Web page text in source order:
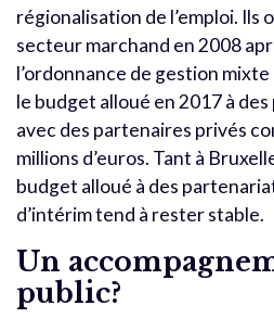
régionalisation de l’emploi. Ils
secteur marchand en 2008
l’ordonnance de gestion
le budget alloué en 2017 à
avec des partenaires privés
millions d’euros. Tant à
budget alloué à des
d’intérim tend à rester stable.
Un
public?